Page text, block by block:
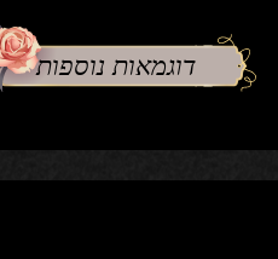
דוגמאות נוספות